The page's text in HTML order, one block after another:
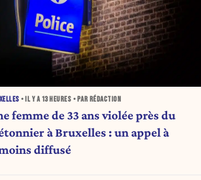
• IL Y A 13 HEURES • PAR RÉDACTION
femme de 33 ans violée près du
à Bruxelles : un appel à
diffusé